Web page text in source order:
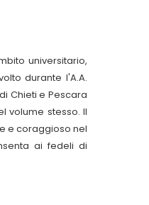
universitario,
durante l'A.A.
Chieti e Pescara
volume stesso. Il
e coraggioso nel
ai fedeli di